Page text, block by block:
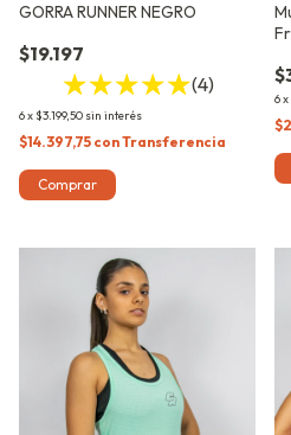
GORRA RUNNER NEGRO
$19.197
(4)
6x $3.199,50 sin interés
$14.397,75 conTransferencia
Comprar
6x